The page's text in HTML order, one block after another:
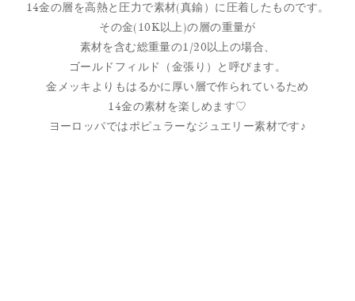
14金の層を高熱と圧力で素材(真鍮）に圧着したものです。
その金(10K以上)の層の重量が
素材を含む総重量の1/20以上の場合、
ゴールドフィルド（金張り）と呼びます。
金メッキよりもはるかに厚い層で作られているため
14金の素材を楽しめます♡
ヨーロッパではポピュラーなジュエリー素材です♪